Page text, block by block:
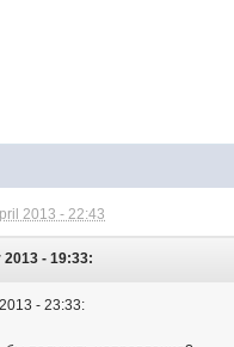
2013 - 22:43
- 19:33:
- 23:33: